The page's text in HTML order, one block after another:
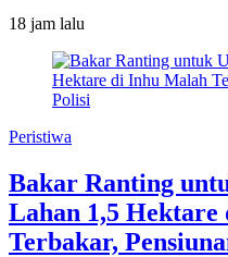
18 jam lalu
Peristiwa
Bakar Ranting
Lahan 1,5
Terbakar,